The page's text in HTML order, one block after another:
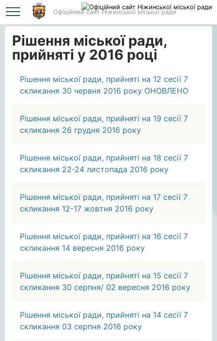
Офіційний сайт Ніжинської міської ради
Головна Рішення міської ради, прийняті у 2016 році
Рішення міської ради,
прийняті у 2016 році
Рішення міської ради, прийняті на 12 сесії 7
скликання 30 червня 2016 року ОНОВЛЕНО
Рішення міської ради, прийняті на 19 сесії 7
скликання 26 грудня 2016 року
Рішення міської ради, прийняті на 18 сесії 7
скликання 22-24 листопада 2016 року
Рішення міської ради, прийняті на 17 сесії 7
скликання 12-17 жовтня 2016 року
Рішення міської ради, прийняті на 16 сесії 7
скликання 14 вересня 2016 року
Рішення міської ради, прийняті на 15 сесії 7
скликання 30 серпня/ 02 вересня 2016 року
Рішення міської ради, прийняті на 14 сесії 7
скликання 03 серпня 2016 року